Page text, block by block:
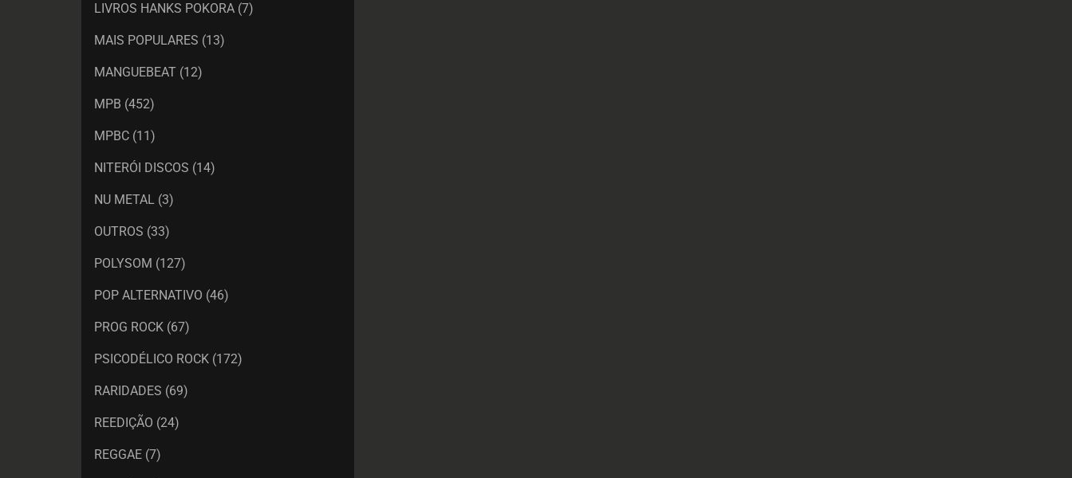
LIVROS HANKS POKORA (7)
MAIS POPULARES (13)
MANGUEBEAT (12)
MPB (452)
MPBC (11)
NITERÓI DISCOS (14)
NU METAL (3)
OUTROS (33)
POLYSOM (127)
POP ALTERNATIVO (46)
PROG ROCK (67)
PSICODÉLICO ROCK (172)
RARIDADES (69)
REEDIÇÃO (24)
REGGAE (7)